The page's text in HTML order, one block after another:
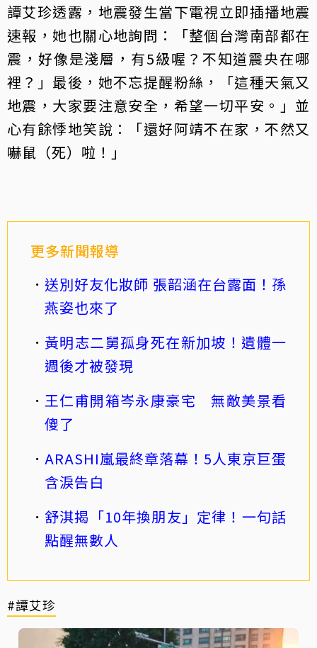
譚艾珍透露，地震發生當下電視立即插播地震
速報，她也關心地詢問：「整個台灣南部都在
震，好像是淺層，有5級喔？不知道震央在哪
裡？」最後，她不忘提醒粉絲，「這種天氣又
地震，大家要注意安全，希望一切平安。」並
心有餘悸地笑說：「還好阿靖不在家，不然又
嚇鼠（死）啦！」
更多新聞報導
送別好友化妝師 張韶涵在台露面！孫
燕姿也來了
黃明志二舅孤身死在新加坡！遺體一
週後才被發現
王仁甫開箱岑永康豪宅 無敵美景看
傻了
ARASHI嵐最終章落幕！5人東京巨蛋
含淚告白
舒淇揭「10年換朋友」定律！一句話
點醒無數人
#譚艾珍